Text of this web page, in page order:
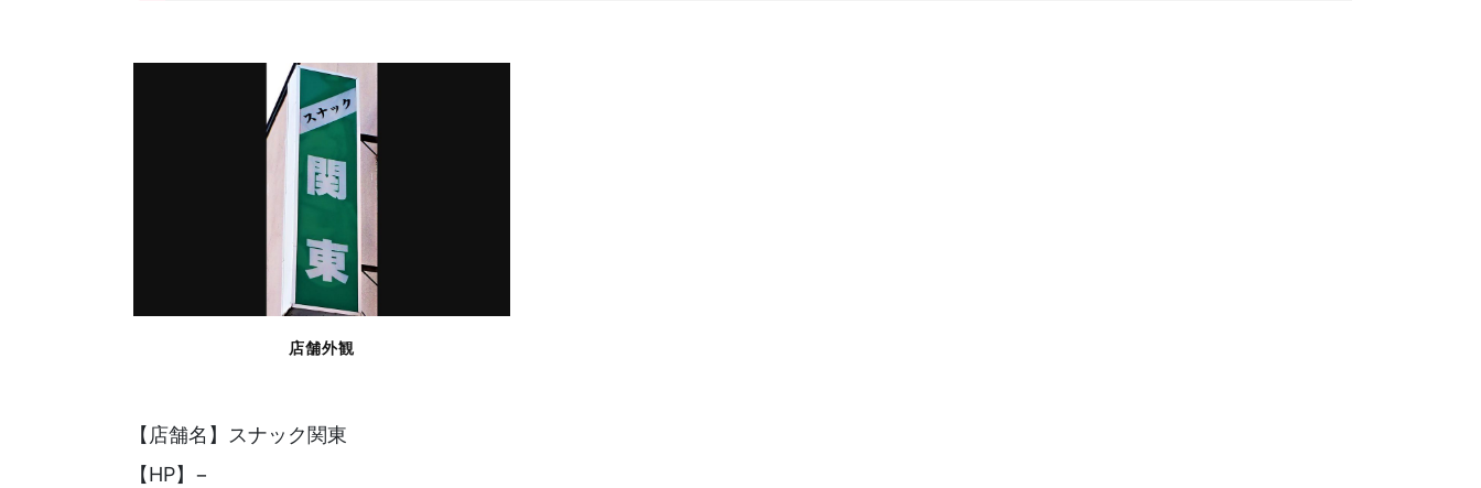
店舗外観
【店舗名】スナック関東
【HP】−